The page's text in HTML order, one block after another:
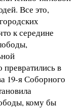
Все это,
к середине
в
19-я Соборного
кому бы